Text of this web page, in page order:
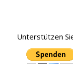
Unterstützen